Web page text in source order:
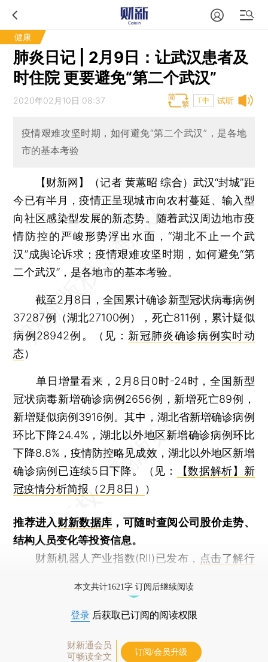
健康
肺炎日记 | 2月9日：让武汉患者及
时住院 更要避免“第二个武汉”
试听
2020年02月10日 08:37 T中
疫情艰难攻坚时期，如何避免“第二个武汉”，是各地
市的基本考验
【财新网】（记者 黄蕙昭 综合） 武汉“封城”距
今已有半月，疫情正呈现城市向农村蔓延、输入型
向社区感染型发展的新态势。随着武汉周边地市疫
情防控的严峻形势浮出水面，“湖北不止一个武
汉”成舆论诉求；疫情艰难攻坚时期，如何避免“第
二个武汉”，是各地市的基本考验。
截至2月8日，全国累计确诊新型冠状病毒病例
37287例（湖北27100例），死亡811例，累计疑似
病例28942例。（见： 新冠肺炎确诊病例实时动
态）
单日增量看来，2月8日0时-24时，全国新型
冠状病毒新增确诊病例2656例，新增死亡89例，
新增疑似病例3916例。其中，湖北省新增确诊病例
环比下降24.4%，湖北以外地区新增确诊病例环比
下降8.8%，疫情防控略见成效，湖北以外地区新增
确诊病例已连续5日下降。（见：
【数据解析】新
冠疫情分析简报（2月8日）
）
推荐进入财新数据库 ，可随时查阅公司股价走势、
结构人员变化等投资信息。
财新机器人产业指数(RII)已发布， 点击了解行
本文共计1621字 订阅后继续阅读
登录 后获取已订阅的阅读权限
财新通会员
可畅读全文
订阅/会员升级